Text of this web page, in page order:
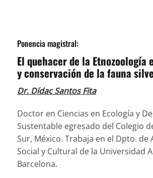
Ponencia magistral:
El quehacer de la Etnozoología
y conservación de la fauna
Dr. Dídac Santos Fita
Doctor en Ciencias en Ecología y
Sustentable egresado del Colegio
Sur, México. Trabaja en el Dpto. de
Social y Cultural de la Universidad
Barcelona.